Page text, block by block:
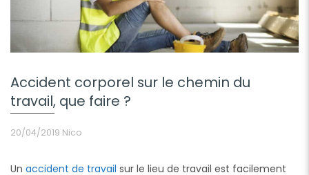
Accident corporel sur le chemin du
travail, que faire ?
20/04/2019 Nico
Un accident de travail sur le lieu de travail est facilement